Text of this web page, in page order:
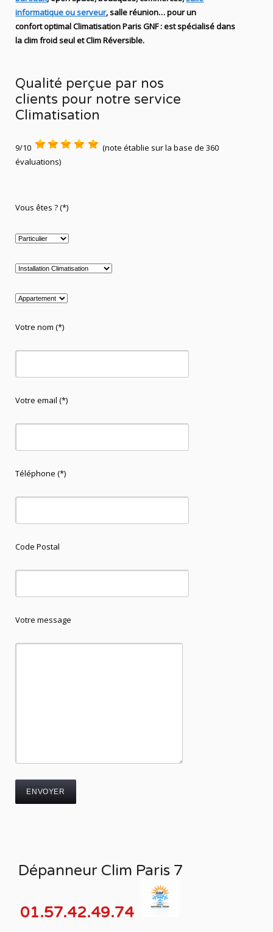
informatique ou serveur, salle réunion… pour un
confort optimalClimatisationParisGNF:estspécialisédans
la climfroid seul et Clim Réversible.
Qualité perçue par nos
clients pour notre service
Climatisation
9/10
(note établie sur la base de 360
évaluations)
Vous êtes ? (*)
Votre nom (*)
Votre email (*)
Téléphone (*)
Code Postal
Votre message
Dépanneur Clim Paris 7
01.57.42.49.74